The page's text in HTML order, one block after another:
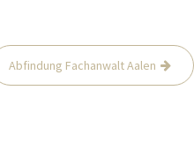
Abfindung Fachanwalt Aalen